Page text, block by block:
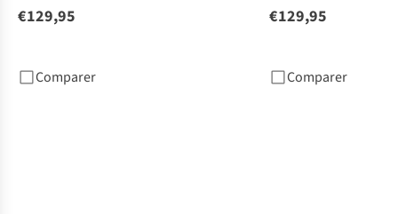
€129,95
Comparer
€129,95
Comparer